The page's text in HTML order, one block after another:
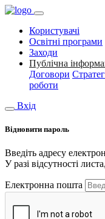
Користувачі
Освітні програми
Заходи
Публічна
Договори
роботи
Вхід
Відновити пароль
Введіть адресу
У разі відсутності
Електронна пошта